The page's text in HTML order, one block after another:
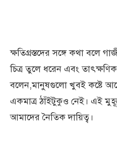
ক্ষতিগ্রস্তদের সঙ্গে কথা বলে
চিত্র তুলে ধরেন এবং
বলেন,মানুষগুলো খুবই কষ্টে
একমাত্র ঠাঁইটুকুও নেই। এই
আমাদের নৈতিক দায়িত্ব।